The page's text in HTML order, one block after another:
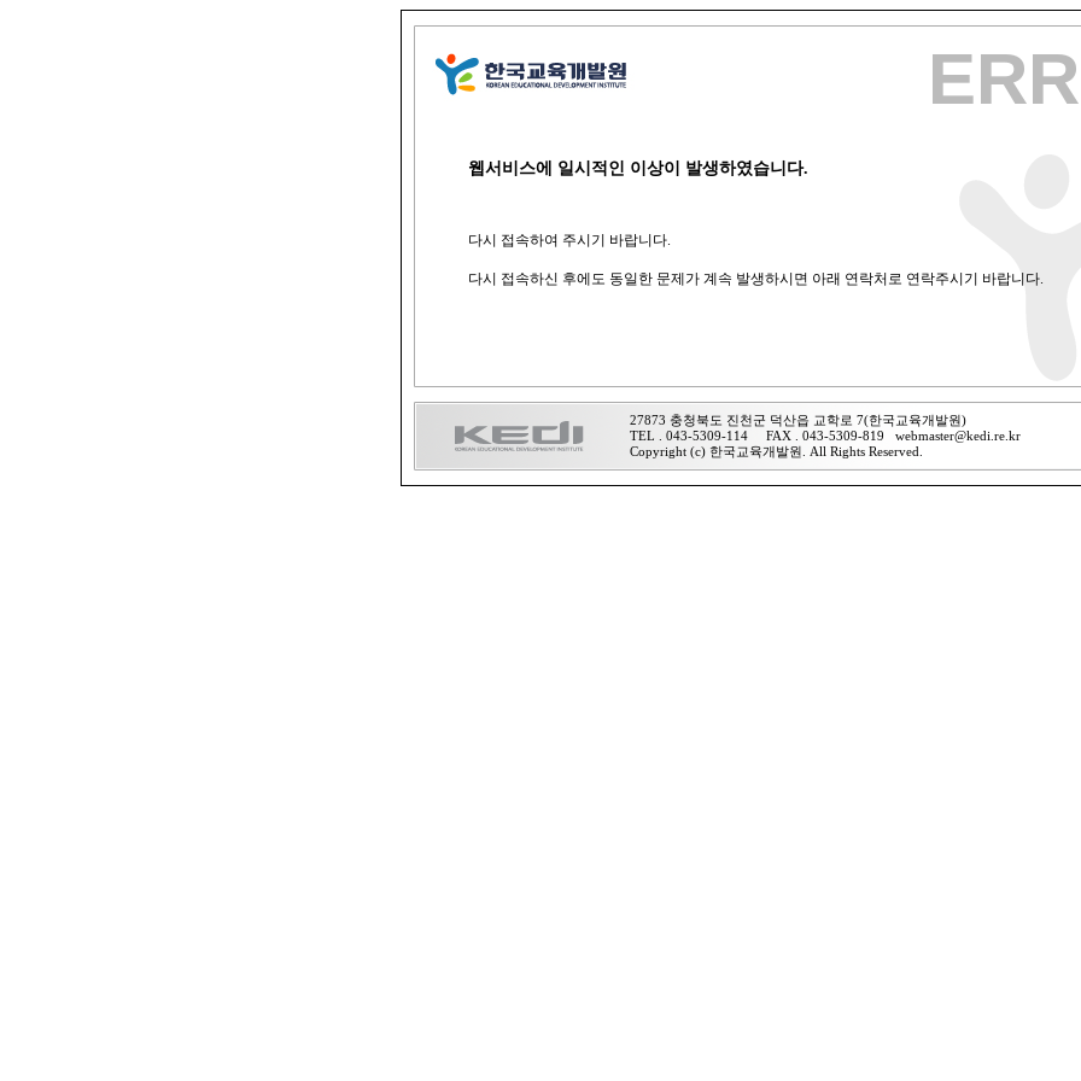
웹서비스에 일시적인 이상이 발생하였습니다.
다시 접속하여 주시기 바랍니다.
다시 접속하신 후에도 동일한 문제가 계속 발생하시면 아래 연락처로 연락주시기 바랍니다.
27873 충청북도 진천군 덕산읍 교학로 7(한국교육개발원)
TEL . 043-5309-114 FAX . 043-5309-819 webmaster@kedi.re.kr
Copyright (c) 한국교육개발원. All Rights Reserved.